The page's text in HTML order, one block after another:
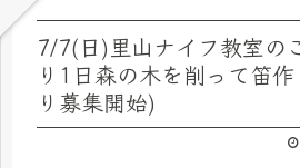
7/7(日)里山ナイフ教室の
り1日森の木を削って笛
り募集開始)